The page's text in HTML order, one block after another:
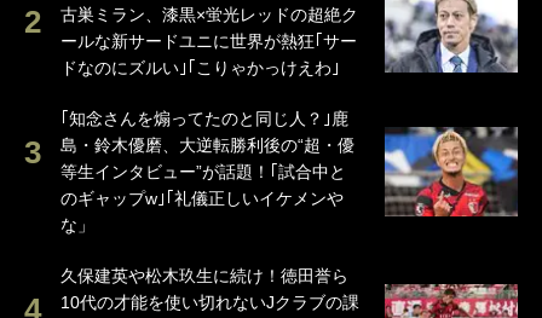
古巣ミラン、漆黒×蛍光レッドの超絶ク
ールな新サードユニに世界が熱狂｢サー
ドなのにズルい｣｢こりゃかっけえわ｣
｢知念さんを煽ってたのと同じ人？｣鹿
島・鈴木優磨、大逆転勝利後の“超・優
等生インタビュー”が話題！｢試合中と
のギャップw｣｢礼儀正しいイケメンや
な」
久保建英や松木玖生に続け！徳田誉ら
10代の才能を使い切れないJクラブの課